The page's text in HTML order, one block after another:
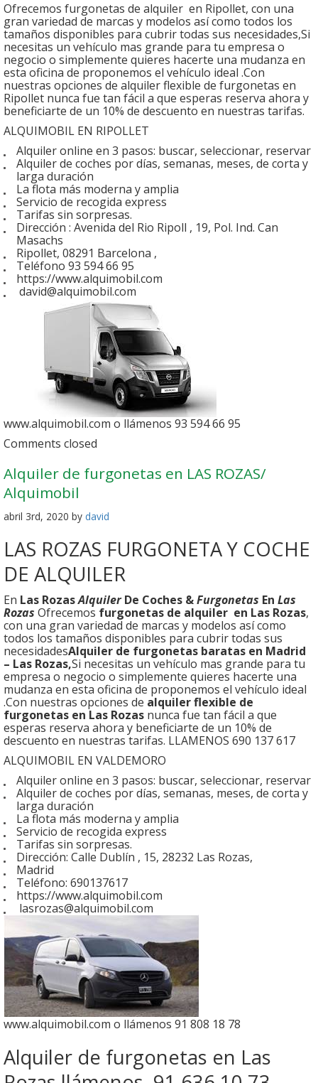
Ofrecemos furgonetas de alquiler en Ripollet, con una
gran variedad de marcas y modelos así como todos los
tamaños disponibles para cubrir todas sus necesidades,Si
necesitas un vehículo mas grande para tu empresa o
negocio o simplemente quieres hacerte una mudanza en
esta oficina de proponemos el vehículo ideal .Con
nuestras opciones de alquiler flexible de furgonetas en
Ripollet nunca fue tan fácil a que esperas reserva ahora y
beneficiarte de un 10% de descuento en nuestras tarifas.
ALQUIMOBIL EN RIPOLLET
Alquiler online en 3 pasos: buscar, seleccionar, reservar
Alquiler de coches por días, semanas, meses, de corta y
larga duración
La flota más moderna y amplia
Servicio de recogida express
Tarifas sin sorpresas.
Dirección : Avenida del Rio Ripoll , 19, Pol. Ind. Can
Masachs
Ripollet, 08291 Barcelona ,
Teléfono 93 594 66 95
https://www.alquimobil.com
david@alquimobil.com
www.alquimobil.com o llámenos 93 594 66 95
Comments closed
Alquiler de furgonetas en LAS ROZAS/
Alquimobil
abril 3rd, 2020 by david
LAS ROZAS FURGONETA Y COCHE
DE ALQUILER
En Las RozasAlquilerDe Coches &Furgonetas En Las
Rozas Ofrecemos furgonetas de alquiler en Las Rozas,
con una gran variedad de marcas y modelos así como
todos los tamaños disponibles para cubrir todas sus
necesidadesAlquiler de furgonetas baratas en Madrid
– Las Rozas,Si necesitas un vehículo mas grande para tu
empresa o negocio o simplemente quieres hacerte una
mudanza en esta oficina de proponemos el vehículo ideal
.Con nuestras opciones de alquiler flexible de
furgonetas en Las Rozas nunca fue tan fácil a que
esperas reserva ahora y beneficiarte de un 10% de
descuento en nuestras tarifas. LLAMENOS 690 137 617
ALQUIMOBIL EN VALDEMORO
Alquiler online en 3 pasos: buscar, seleccionar, reservar
Alquiler de coches por días, semanas, meses, de corta y
larga duración
La flota más moderna y amplia
Servicio de recogida express
Tarifas sin sorpresas.
Dirección: Calle Dublín , 15, 28232 Las Rozas,
Madrid
Teléfono: 690137617
https://www.alquimobil.com
lasrozas@alquimobil.com
www.alquimobil.com o llámenos 91 808 18 78
Alquiler de furgonetas en Las